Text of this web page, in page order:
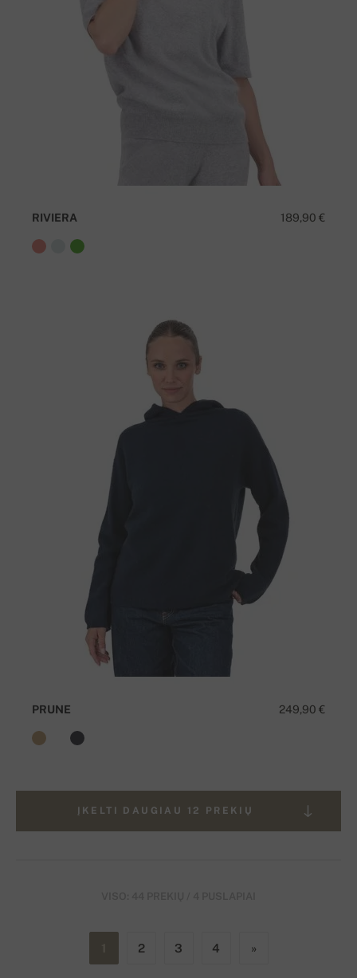
189,90 €
RIVIERA
249,90 €
PRUNE
ĮKELTI DAUGIAU 12 PREKIŲ
2 3 4 »